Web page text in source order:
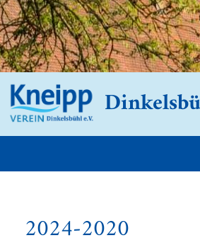
2024-2020